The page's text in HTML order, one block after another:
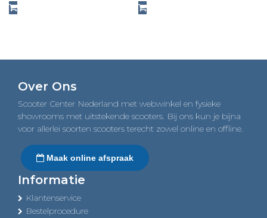
Over Ons
Scooter Center Nederland met webwinkel en fysieke
showrooms met uitstekende scooters. Bij ons kun je bijna
voor allerlei soorten scooters terecht zowel online en offline.
Maak online afspraak
Informatie
Klantenservice
Bestelprocedure